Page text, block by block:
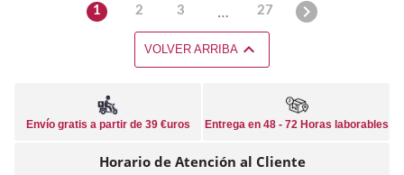
1 2 3 … 27 
VOLVER ARRIBA 
Envío gratis a partir de 39 €uros Entrega en 48 - 72 Horas laborables
Horario de Atención al Cliente